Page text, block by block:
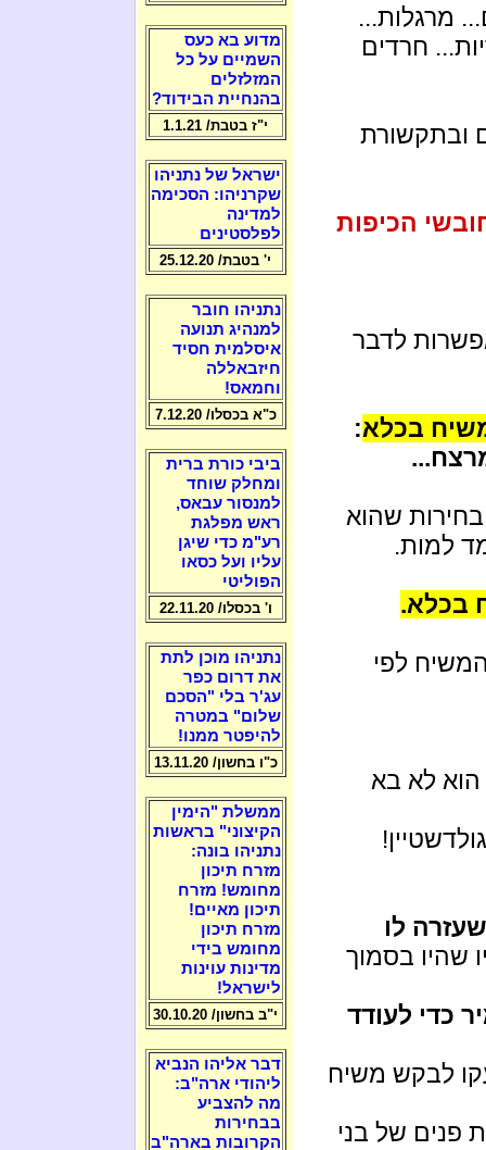
מרגלות...
חרדים
ובתקשורת
הכיפות
לדבר
בכלא:
שהוא
למות.
בכלא.
לפי
לא בא
לו
שהיו בסמוך
כדי לעודד
לבקש משיח
פנים של בני
מדוע בא כעס
השמיים על כל
המזלזלים
בהנחיית הבידוד?
י"ז בטבת/ 1.1.21
ישראל של נתניהו
שקרניהו: הסכימה
למדינה
לפלסטינים
י' בטבת/ 25.12.20
נתניהו חובר
למנהיג תנועה
איסלמית חסיד
חיזבאללה
וחמאס!
כ"א בכסלו/ 7.12.20
ביבי כורת ברית
ומחלק שוחד
למנסור עבאס,
ראש מפלגת
רע"מ כדי שיגן
עליו ועל כסאו
הפוליטי
ו' בכסלו/ 22.11.20
נתניהו מוכן לתת
את דרום כפר
עג'ר בלי "הסכם
שלום" במטרה
להיפטר ממנו!
כ"ו בחשון/ 13.11.20
ממשלת "הימין
הקיצוני" בראשות
נתניהו בונה:
מזרח תיכון
מחומש! מזרח
תיכון מאיים!
מזרח תיכון
מחומש בידי
מדינות עוינות
לישראל!
י"ב בחשון/ 30.10.20
דבר אליהו הנביא
ליהודי ארה"ב:
מה להצביע
בבחירות
הקרובות בארה"ב